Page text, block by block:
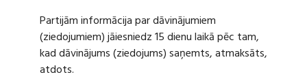
Partijām informācija par dāvinājumiem
(ziedojumiem) jāiesniedz 15 dienu laikā pēc tam,
kad dāvinājums (ziedojums) saņemts, atmaksāts,
atdots.